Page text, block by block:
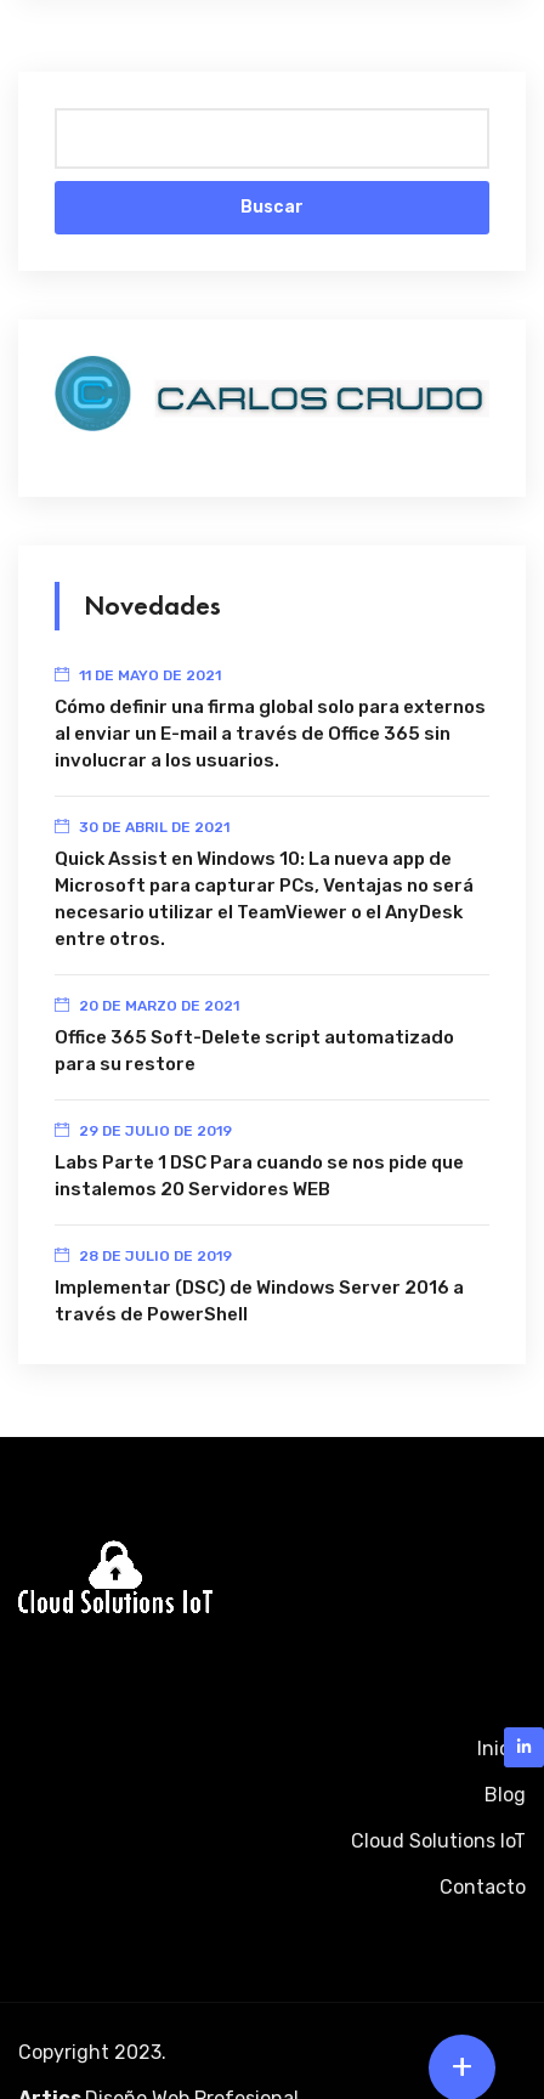
Buscar
Novedades
11 DE MAYO DE 2021
Cómo definir una firma global solo para externos
al enviar un E-mail a través de Office 365 sin
involucrar a los usuarios.
30 DE ABRIL DE 2021
Quick Assist en Windows 10: La nueva app de
Microsoft para capturar PCs, Ventajas no será
necesario utilizar el TeamViewer o el AnyDesk
entre otros.
20 DE MARZO DE 2021
Office 365 Soft-Delete script automatizado
para su restore
29 DE JULIO DE 2019
Labs Parte 1 DSC Para cuando se nos pide que
instalemos 20 Servidores WEB
28 DE JULIO DE 2019
Implementar (DSC) de Windows Server 2016 a
través de PowerShell
Inicio
Blog
Cloud Solutions IoT
Contacto
Copyright 2023.
+